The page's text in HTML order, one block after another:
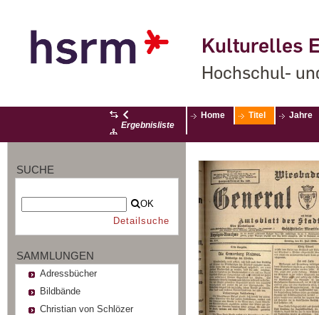
Kulturelles
Hochschul-
Ergebnisliste
Home Titel Jahre
SUCHE
OK
Detailsuche
SAMMLUNGEN
Adressbücher
Bildbände
Christian von Schlözer